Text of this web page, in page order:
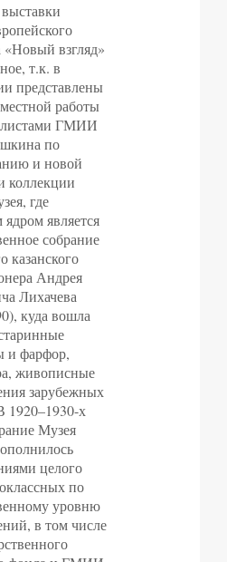
«Новый взгляд»
т.к. в
представлены
работы
ГМИИ
по
и новой
коллекции
где
является
собрание
казанского
Андрея
Лихачева
куда вошла
и фарфор,
живописные
зарубежных
1920–1930-х
Музея
целого
по
уровню
в том числе